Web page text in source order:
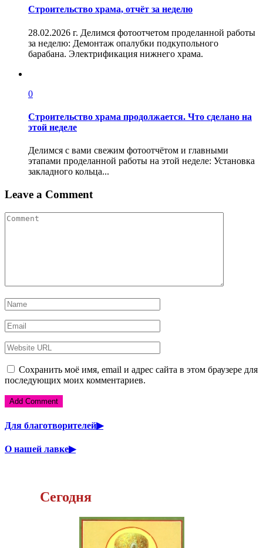
Строительство храма, отчёт за неделю
28.02.2026 г. Делимся фотоотчетом проделанной работы
за неделю: Демонтаж опалубки подкупольного
барабана. Электрификация нижнего храма.
0
Строительство храма продолжается. Что сделано на
этой неделе
Делимся с вами свежим фотоотчётом и главными
этапами проделанной работы на этой неделе: Установка
закладного кольца...
Leave a Comment
Сохранить моё имя, email и адрес сайта в этом браузере для
последующих моих комментариев.
Для благотворителей▶
О нашей лавке▶
Сегодня